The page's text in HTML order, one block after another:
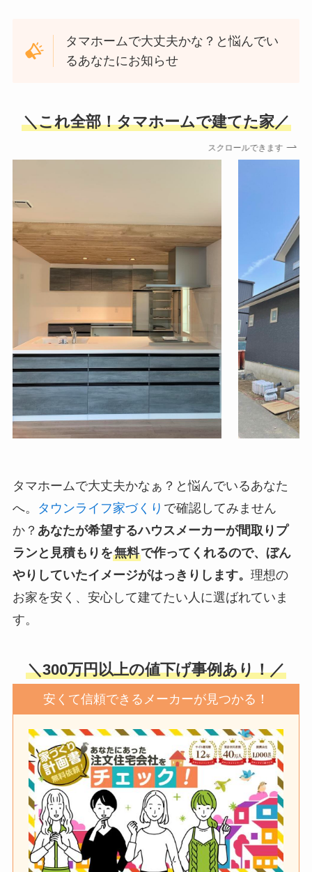
タマホームで大丈夫かな？と悩んでい
るあなたにお知らせ
＼これ全部！タマホームで建てた家／
スクロールできます
タマホームで大丈夫かなぁ？と悩んでいるあなた
へ。
タウンライフ家づくり で確認してみません
か？ あなたが希望するハウスメーカーが間取りプ
ランと見積もりを無料で作ってくれるので、ぼん
やりしていたイメージがはっきりします。 理想の
お家を安く、安心して建てたい人に選ばれていま
す。
＼300万円以上の値下げ事例あり！／
安くて信頼できるメーカーが見つかる！